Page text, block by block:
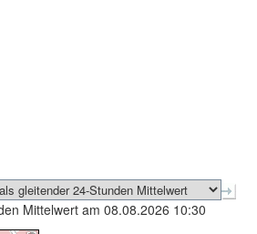
Mittelwert am 08.08.2026 10:30